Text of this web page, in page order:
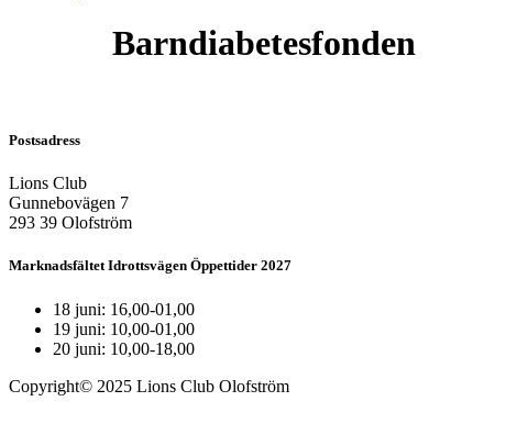
Barndiabetesfonden
Postsadress
Lions Club
Gunnebovägen 7
293 39 Olofström
Marknadsfältet Idrottsvägen Öppettider 2027
18 juni: 16,00-01,00
19 juni: 10,00-01,00
20 juni: 10,00-18,00
Copyright© 2025 Lions Club Olofström